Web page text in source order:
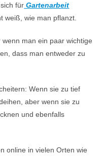
für Gartenarbeit
weiß, wie man pflanzt.
man ein paar wichtige
dass man entweder zu
Wenn sie zu tief
aber wenn sie zu
und ebenfalls
online in vielen Orten wie